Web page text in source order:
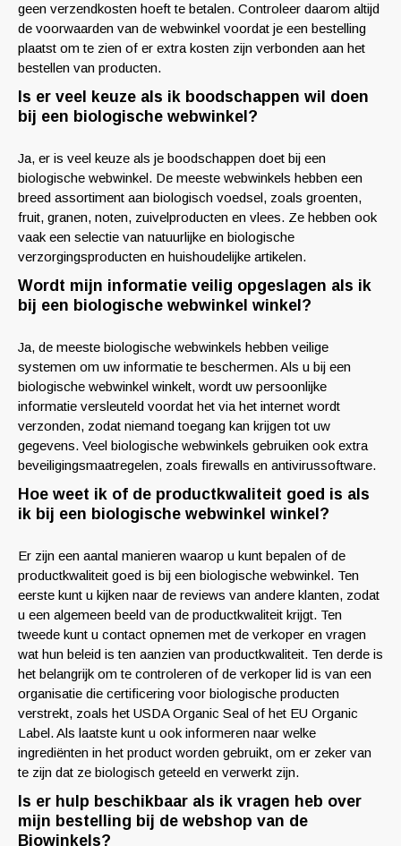
geen verzendkosten hoeft te betalen. Controleer daarom altijd
de voorwaarden van de webwinkel voordat je een bestelling
plaatst om te zien of er extra kosten zijn verbonden aan het
bestellen van producten.
Is er veel keuze als ik boodschappen wil doen
bij een biologische webwinkel?
Ja, er is veel keuze als je boodschappen doet bij een
biologische webwinkel. De meeste webwinkels hebben een
breed assortiment aan biologisch voedsel, zoals groenten,
fruit, granen, noten, zuivelproducten en vlees. Ze hebben ook
vaak een selectie van natuurlijke en biologische
verzorgingsproducten en huishoudelijke artikelen.
Wordt mijn informatie veilig opgeslagen als ik
bij een biologische webwinkel winkel?
Ja, de meeste biologische webwinkels hebben veilige
systemen om uw informatie te beschermen. Als u bij een
biologische webwinkel winkelt, wordt uw persoonlijke
informatie versleuteld voordat het via het internet wordt
verzonden, zodat niemand toegang kan krijgen tot uw
gegevens. Veel biologische webwinkels gebruiken ook extra
beveiligingsmaatregelen, zoals firewalls en antivirussoftware.
Hoe weet ik of de productkwaliteit goed is als
ik bij een biologische webwinkel winkel?
Er zijn een aantal manieren waarop u kunt bepalen of de
productkwaliteit goed is bij een biologische webwinkel. Ten
eerste kunt u kijken naar de reviews van andere klanten, zodat
u een algemeen beeld van de productkwaliteit krijgt. Ten
tweede kunt u contact opnemen met de verkoper en vragen
wat hun beleid is ten aanzien van productkwaliteit. Ten derde is
het belangrijk om te controleren of de verkoper lid is van een
organisatie die certificering voor biologische producten
verstrekt, zoals het USDA Organic Seal of het EU Organic
Label. Als laatste kunt u ook informeren naar welke
ingrediënten in het product worden gebruikt, om er zeker van
te zijn dat ze biologisch geteeld en verwerkt zijn.
Is er hulp beschikbaar als ik vragen heb over
mijn bestelling bij de webshop van de
Biowinkels?